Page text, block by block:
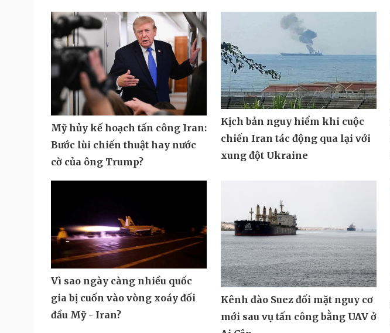
Mỹ hủy kế hoạch tấn công Iran:
Bước lùi chiến thuật hay nước
cờ của ông Trump?
Kịch bản nguy hiểm khi cuộc
chiến Iran tác động qua lại với
xung đột Ukraine
Vì sao ngày càng nhiều quốc
gia bị cuốn vào vòng xoáy đối
đầu Mỹ - Iran?
Kênh đào Suez đối mặt nguy cơ
mới sau vụ tấn công bằng UAV ở